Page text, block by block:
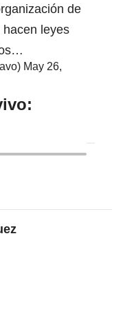
de
leyes
May 26,